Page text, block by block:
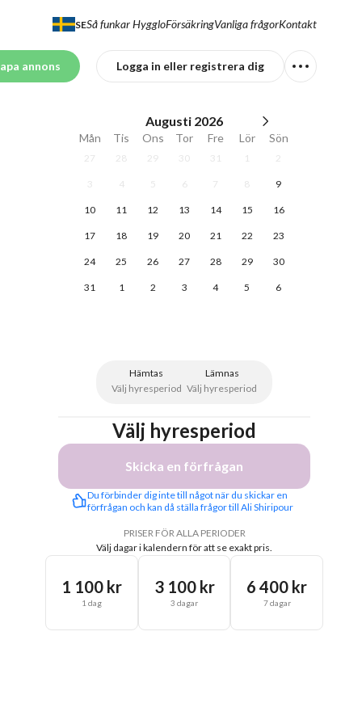
SESå funkar HyggloFörsäkringVanliga frågorKontakt
annons Logga in eller registrera dig
Augusti 2026
Mån Tis Ons Tor Fre Lör Sön
27 28 29 30 31 1 2
3 4 5 6 7 8 9
10 11 12 13 14 15 16
17 18 19 20 21 22 23
24 25 26 27 28 29 30
31 1 2 3 4 5 6
Hämtas
Välj hyresperiod
Lämnas
Välj hyresperiod
Välj hyresperiod
Skicka en förfrågan
Du förbinder dig inte till något när du skickar en
förfrågan och kan då ställa frågor till Ali Shiripour
PRISER FÖR ALLA PERIODER
Välj dagar i kalendern för att se exakt pris.
1 100 kr
1 dag
3 100 kr
3 dagar
6 400 kr
7 dagar